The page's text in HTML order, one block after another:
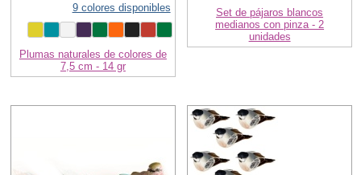
9 colores disponibles
Plumas naturales de colores de
7,5 cm - 14 gr
Set de pájaros blancos
medianos con pinza - 2
unidades